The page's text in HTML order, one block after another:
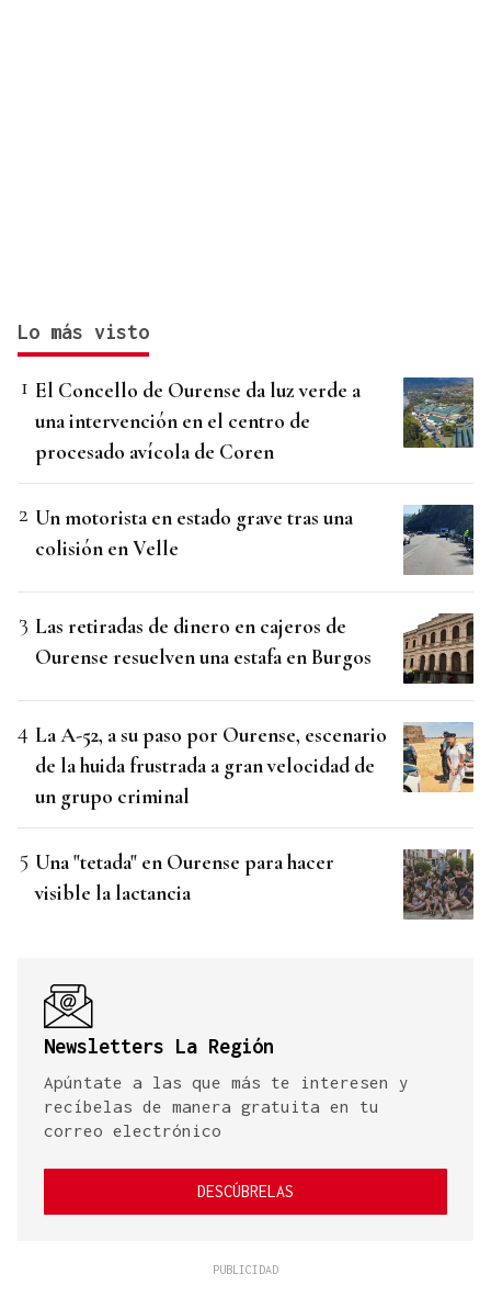
Lo más visto
El Concello de Ourense da luz verde a
una intervención en el centro de
procesado avícola de Coren
Un motorista en estado grave tras una
colisión en Velle
Las retiradas de dinero en cajeros de
Ourense resuelven una estafa en Burgos
La A-52, a su paso por Ourense, escenario
de la huida frustrada a gran velocidad de
un grupo criminal
Una "tetada" en Ourense para hacer
visible la lactancia
Newsletters La Región
Apúntate a las que más te interesen y
recíbelas de manera gratuita en tu
correo electrónico
DESCÚBRELAS